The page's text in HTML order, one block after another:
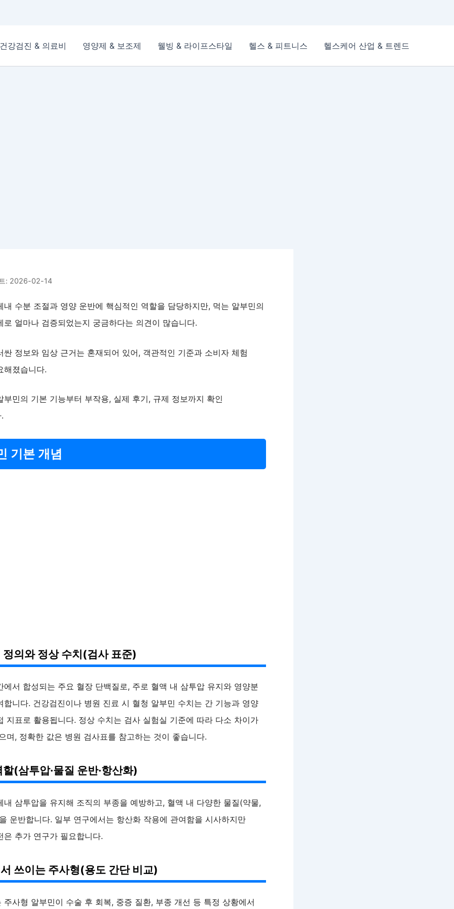
건강검진 & 의료비 영양제 & 보조제 웰빙 & 라이프스타일 헬스 & 피트니스 헬스케어 산업 & 트렌드
: 2026-02-14
내 수분 조절과 영양 운반에 핵심적인 역할을 담당하지만, 먹는 알부민의
로 얼마나 검증되었는지 궁금하다는 의견이 많습니다.
싼 정보와 임상 근거는 혼재되어 있어, 객관적인 기준과 소비자 체험
해졌습니다.
부민의 기본 기능부터 부작용, 실제 후기, 규제 정보까지 확인
기본 개념
정의와 정상 수치(검사 표준)
에서 합성되는 주요 혈장 단백질로, 주로 혈액 내 삼투압 유지와 영양분
합니다. 건강검진이나 병원 진료 시 혈청 알부민 수치는 간 기능과 영양
지표로 활용됩니다. 정상 수치는 검사 실험실 기준에 따라 다소 차이가
며, 정확한 값은 병원 검사표를 참고하는 것이 좋습니다.
(삼투압·물질 운반·항산화)
내 삼투압을 유지해 조직의 부종을 예방하고, 혈액 내 다양한 물질(약물,
운반합니다. 일부 연구에서는 항산화 작용에 관여함을 시사하지만
은 추가 연구가 필요합니다.
쓰이는 주사형(용도 간단 비교)
주사형 알부민이 수술 후 회복, 중증 질환, 부종 개선 등 특정 상황에서